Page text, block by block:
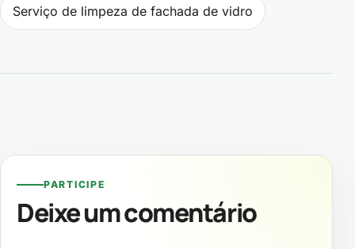
Serviço de limpeza de fachada de vidro
PARTICIPE
Deixe um comentário